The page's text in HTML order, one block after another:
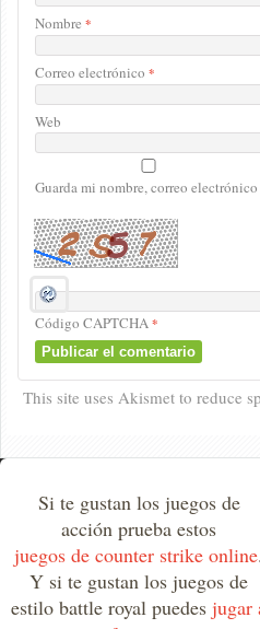
Nombre *
Correo electrónico *
Web
Guarda mi nombre, correo
Código CAPTCHA*
This site uses Akismet to reduce
Si te gustan los juegos de
acción prueba estos
juegos de counter strike online.
Y si te gustan los juegos de
estilo battle royal puedes jugar